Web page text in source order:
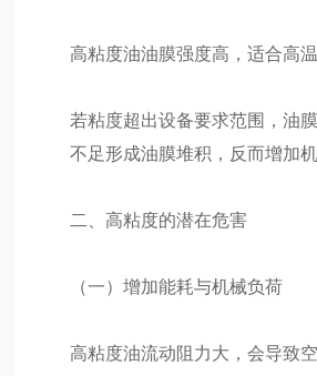
高粘度油油膜强度高，适合高
若粘度超出设备要求范围，油
不足形成油膜堆积，反而增加机
二、高粘度的潜在危害
（一）增加能耗与机械负荷
高粘度油流动阻力大，会导致